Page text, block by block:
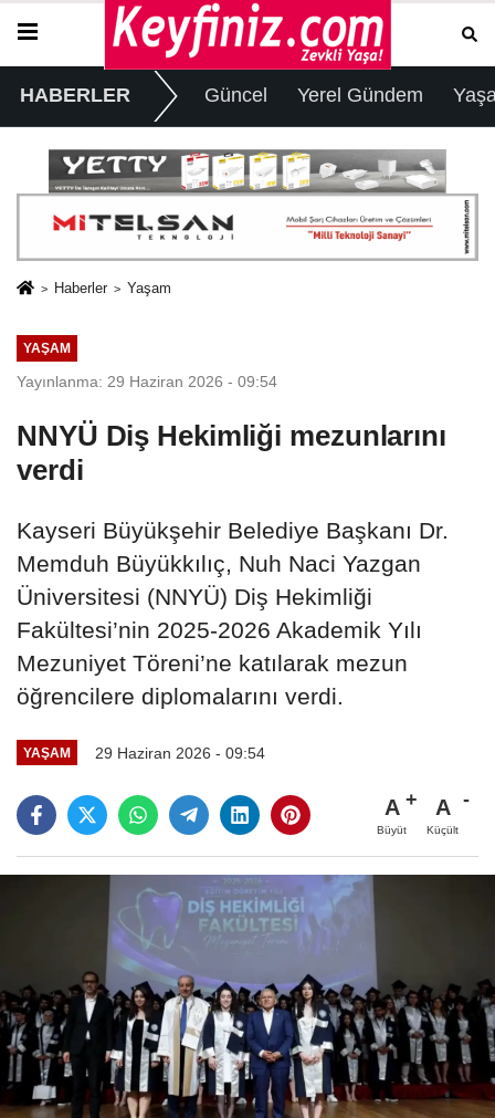
HABERLER Güncel Yerel Gündem
Haberler Yaşam
YAŞAM
Yayınlanma: 29 Haziran 2026 - 09:54
NNYÜ Diş Hekimliği mezunlarını
verdi
Kayseri Büyükşehir Belediye Başkanı Dr.
Memduh Büyükkılıç, Nuh Naci Yazgan
Üniversitesi (NNYÜ) Diş Hekimliği
Fakültesi’nin 2025-2026 Akademik Yılı
Mezuniyet Töreni’ne katılarak mezun
öğrencilere diplomalarını verdi.
YAŞAM 29 Haziran 2026 - 09:54
A
Büyüt
A
Küçült